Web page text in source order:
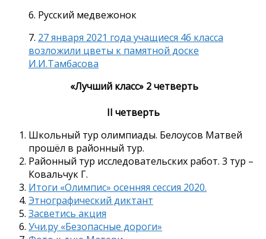
6. Русский медвежонок
7. 27 января 2021 года учащиеся 4б класса
возложили цветы к памятной доске
И.И.Тамбасова
«Лучший класс» 2 четверть
II четверть
Школьный тур олимпиады. Белоусов Матвей
прошёл в районный тур.
Районный тур исследовательских работ. 3 тур –
Ковальчук Г.
Итоги «Олимпис» осенняя сессия 2020.
Этнографический диктант
Засветись акция
Учи.ру «Безопасные дороги»